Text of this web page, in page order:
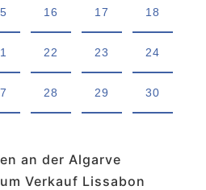
16 17 18
22 23 24
28 29 30
an der Algarve
Verkauf Lissabon